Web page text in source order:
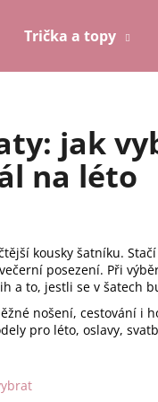
Trička a topy
jak
na léto
kousky šatníku.
posezení. Při
a to, jestli se v šatech
nošení, cestování i
pro léto, oslavy,